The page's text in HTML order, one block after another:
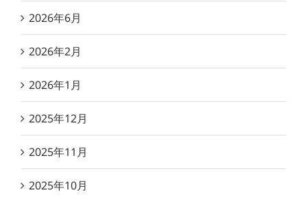
2026年6月
2026年2月
2026年1月
2025年12月
2025年11月
2025年10月